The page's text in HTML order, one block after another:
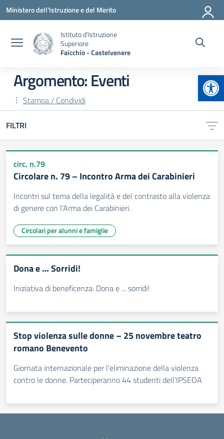
Vai ai contenuti
Vai al menu di navigazione
Vai al footer
Ministero dell'Istruzione e del Merito
Istituto d'Istruzione
Superiore
Faicchio - Castelvenere
Argomento: Eventi
Stampa / Condividi
FILTRI
circ. n.79
Circolare n. 79 – Incontro Arma dei Carabinieri
Incontri sul tema della legalità e del contrasto alla violenza
di genere con l’Arma dei Carabinieri.
Circolari per alunni e famiglie
Dona e … Sorridi!
Iniziativa di beneficenza: Dona e ... sorridi!
Stop violenza sulle donne – 25 novembre teatro
romano Benevento
Giornata internazionale per l'eliminazione della violenza
contro le donne. Parteciperanno 44 studenti dell'IPSEOA